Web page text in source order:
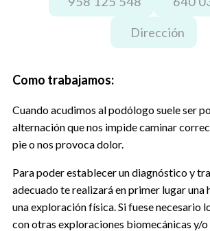
Dirección
Como trabajamos:
Cuando acudimos al podólogo suele ser
alternación que nos impide caminar
pie o nos provoca dolor.
Para poder establecer un diagnóstico y
adecuado te realizará en primer lugar una
una exploración física. Si fuese necesario
con otras exploraciones biomecánicas y/